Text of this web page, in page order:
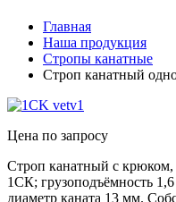
Главная
Наша продукция
Стропы канатные
Строп канатный
Цена по запросу
Строп канатный с крюком,
1СК; грузоподъёмность
диаметр каната 13 мм.